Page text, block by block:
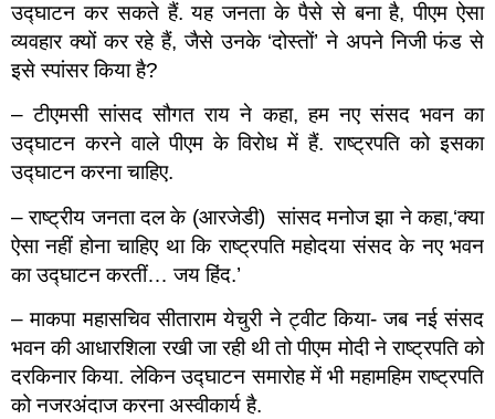
उद्घाटन कर सकते हैं. यह जनता के पैसे से बना है, पीएम ऐसा
व्यवहार क्यों कर रहे हैं, जैसे उनके ‘दोस्तों’ ने अपने निजी फंड से
इसे स्पांसर किया है?
– टीएमसी सांसद सौगत राय ने कहा, हम नए संसद भवन का
उद्घाटन करने वाले पीएम के विरोध में हैं. राष्ट्रपति को इसका
उद्घाटन करना चाहिए.
– राष्ट्रीय जनता दल के (आरजेडी) सांसद मनोज झा ने कहा,‘क्या
ऐसा नहीं होना चाहिए था कि राष्ट्रपति महोदया संसद के नए भवन
का उद्घाटन करतीं… जय हिंद.’
– माकपा महासचिव सीताराम येचुरी ने ट्वीट किया- जब नई संसद
भवन की आधारशिला रखी जा रही थी तो पीएम मोदी ने राष्ट्रपति को
दरकिनार किया. लेकिन उद्घाटन समारोह में भी महामहिम राष्ट्रपति
को नजरअंदाज करना अस्वीकार्य है.